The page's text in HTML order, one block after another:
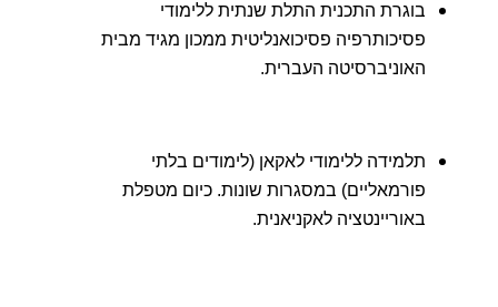
בוגרת התכנית התלת שנתית ללימודי
פסיכותרפיה פסיכואנליטית ממכון מגיד מבית
האוניברסיטה העברית.
תלמידה ללימודי לאקאן (לימודים בלתי
פורמאליים) במסגרות שונות. כיום מטפלת
באוריינטציה לאקניאנית.